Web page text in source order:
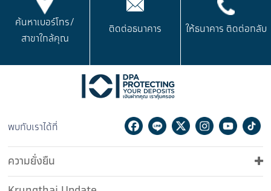
ค้นหาเบอร์โทร/
สาขาใกล้คุณ
ติดต่อธนาคาร ให้ธนาคาร ติดต่อกลับ
พบกับเราได้ที่ Facebook
LineTwitterInstagram
ความยั่งยืน